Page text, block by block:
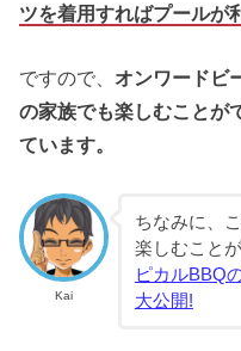
ツを着用すればプールが
ですので、 オンワードビ
の家族でも楽しむことが
ています。
Kai
ちなみに、
楽しむこと
ピカルBBQ
大公開!